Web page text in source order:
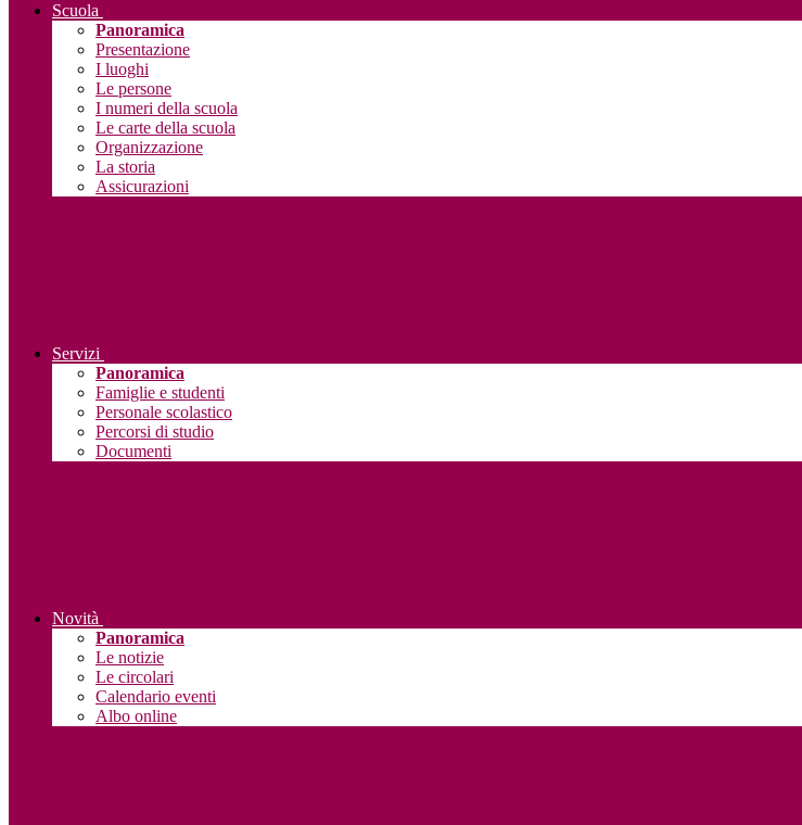
Scuola
Panoramica
Presentazione
I luoghi
Le persone
I numeri della scuola
Le carte della scuola
Organizzazione
La storia
Assicurazioni
Servizi
Panoramica
Famiglie e studenti
Personale scolastico
Percorsi di studio
Documenti
Novità
Panoramica
Le notizie
Le circolari
Calendario eventi
Albo online